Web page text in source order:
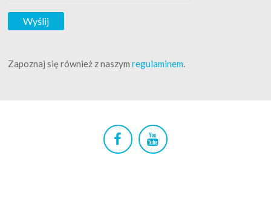
Zapoznaj się również z naszymregulaminem.